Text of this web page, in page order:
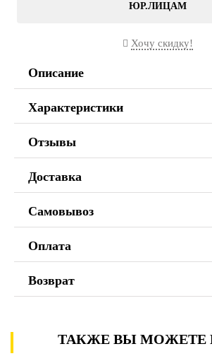
ЮР.ЛИЦАМ
Хочу скидку!
Описание
Характеристики
Отзывы
Доставка
Самовывоз
Оплата
Возврат
ТАКЖЕ ВЫ МОЖЕТЕ